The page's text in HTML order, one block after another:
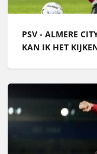
PSV - ALMERE
KAN IK HET